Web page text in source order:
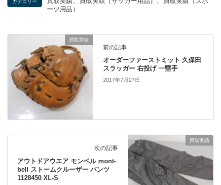
カテゴリー
ーツ用品）
買取実績
前の記事
オーダーファーストミット 久保田
スラッガー 右投げ 一塁手
2017年7月27日
買取実績
次の記事
アウトドアウエア モンベル mont-
bell ストームクルーザー パンツ
1128450 XL-S